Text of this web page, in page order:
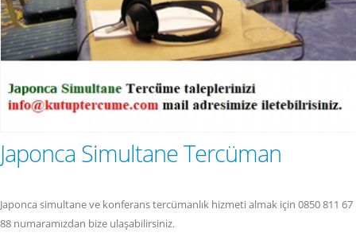
Japonca Simultane Tercüman
Japonca simultane ve konferans tercümanlık hizmeti almak için 0850 811 67
88 numaramızdan bize ulaşabilirsiniz.